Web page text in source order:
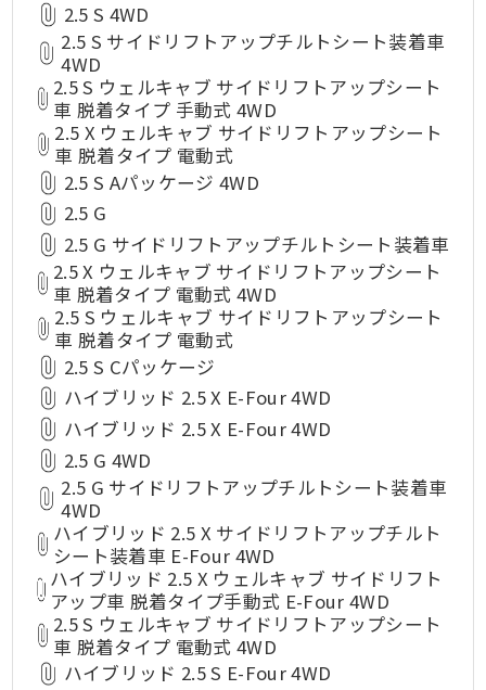
2.5 S 4WD
2.5 S サイドリフトアップチルトシート装着車
4WD
2.5 S ウェルキャブ サイドリフトアップシート
車 脱着タイプ 手動式 4WD
2.5 X ウェルキャブ サイドリフトアップシート
車 脱着タイプ 電動式
2.5 S Aパッケージ 4WD
2.5 G
2.5 G サイドリフトアップチルトシート装着車
2.5 X ウェルキャブ サイドリフトアップシート
車 脱着タイプ 電動式 4WD
2.5 S ウェルキャブ サイドリフトアップシート
車 脱着タイプ 電動式
2.5 S Cパッケージ
ハイブリッド 2.5 X E-Four 4WD
ハイブリッド 2.5 X E-Four 4WD
2.5 G 4WD
2.5 G サイドリフトアップチルトシート装着車
4WD
ハイブリッド 2.5 X サイドリフトアップチルト
シート装着車 E-Four 4WD
ハイブリッド 2.5 X ウェルキャブ サイドリフト
アップ車 脱着タイプ手動式 E-Four 4WD
2.5 S ウェルキャブ サイドリフトアップシート
車 脱着タイプ 電動式 4WD
ハイブリッド 2.5 S E-Four 4WD